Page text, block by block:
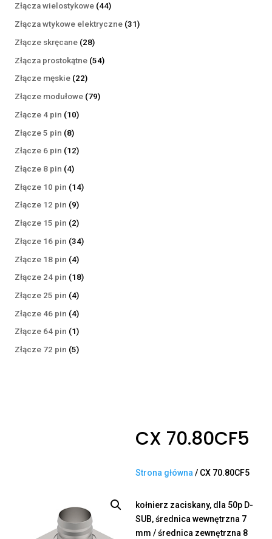
Złącza wielostykowe 4444
produkty
Złącza wtykowe elektryczne 3131
Złącze skręcane 2828
produktów
Złącza prostokątne 5454
Złącze męskie 2222
produkty
Złącze modułowe 7979
Złącze 4 pin 1010
Złącze 5 pin 88
produktów
Złącze 6 pin 1212
Złącze 8 pin 44
produkty
Złącze 10 pin 1414
Złącze 12 pin 99
produktów
Złącze 15 pin 22
produkty
Złącze 16 pin 3434
Złącze 18 pin 44
produkty
Złącze 24 pin 1818
Złącze 25 pin 44
produkty
Złącze 46 pin 44
produkty
Złącze 64 pin 11
produkt
Złącze 72 pin 55
CX 70.80CF5
Strona główna / CX 70.80CF5
kołnierz zaciskany, dla 50p D-
SUB, średnica wewnętrzna 7
mm / średnica zewnętrzna 8